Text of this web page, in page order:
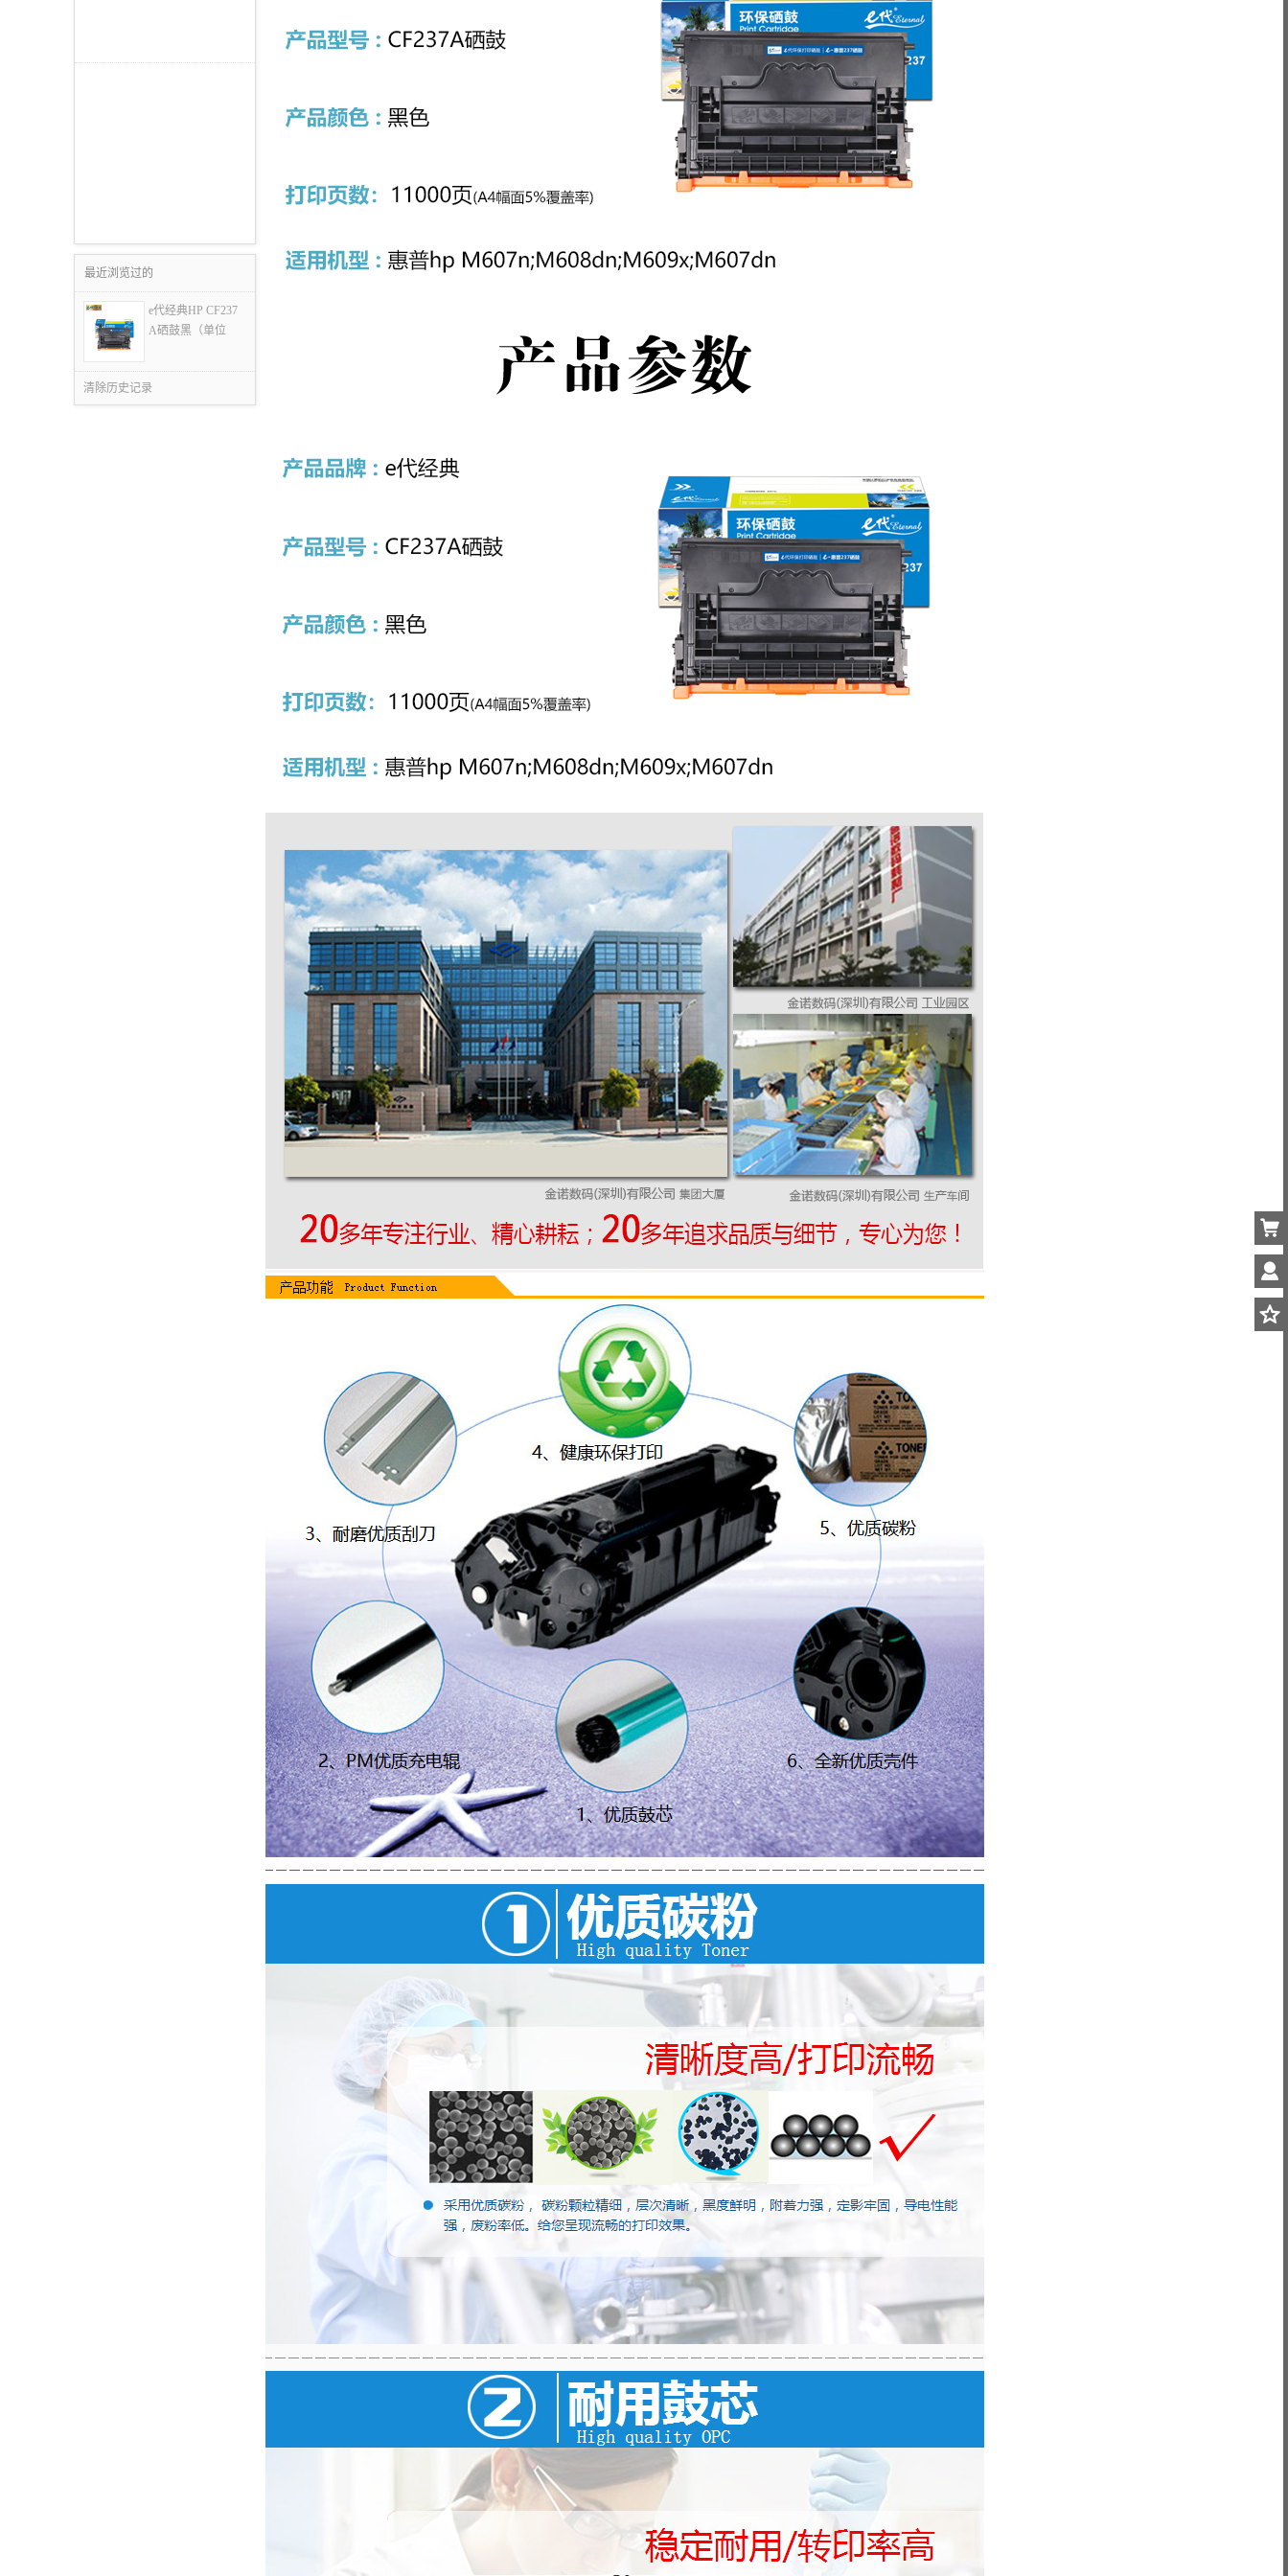
最近浏览过的
e代经典HP CF237
A硒鼓黑（单位
清除历史记录